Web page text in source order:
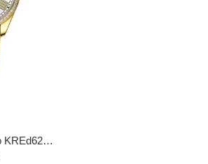
Reloj Curren Modelo KREd621802 Dorado Mujer